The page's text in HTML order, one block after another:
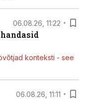
06.08.26, 11:22
konteksti - see
06.08.26, 11:11